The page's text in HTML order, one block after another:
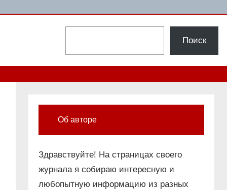
Поиск
Об авторе
Здравствуйте! На страницах своего
журнала я собираю интересную и
любопытную информацию из разных